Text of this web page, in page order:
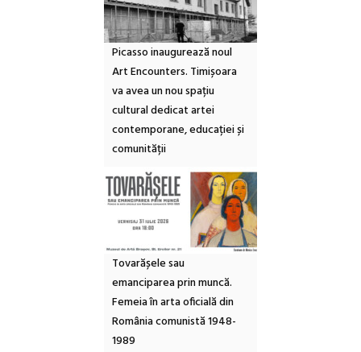
Picasso inaugurează noul
Art Encounters. Timișoara
va avea un nou spațiu
cultural dedicat artei
contemporane, educației și
comunității
Tovarășele sau
emanciparea prin muncă.
Femeia în arta oficială din
România comunistă 1948-
1989